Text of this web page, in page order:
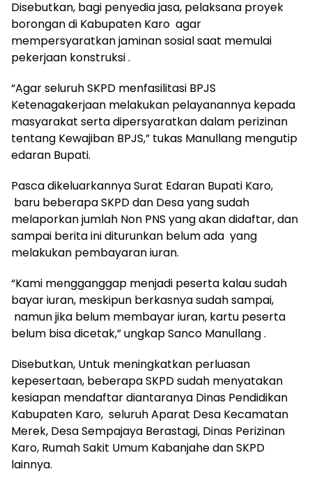
Disebutkan, bagi penyedia jasa, pelaksana proyek
borongan di Kabupaten Karo agar
mempersyaratkan jaminan sosial saat memulai
pekerjaan konstruksi .
“Agar seluruh SKPD menfasilitasi BPJS
Ketenagakerjaan melakukan pelayanannya kepada
masyarakat serta dipersyaratkan dalam perizinan
tentang Kewajiban BPJS,” tukas Manullang mengutip
edaran Bupati.
Pasca dikeluarkannya Surat Edaran Bupati Karo,
baru beberapa SKPD dan Desa yang sudah
melaporkan jumlah Non PNS yang akan didaftar, dan
sampai berita ini diturunkan belum ada yang
melakukan pembayaran iuran.
“Kami mengganggap menjadi peserta kalau sudah
bayar iuran, meskipun berkasnya sudah sampai,
namun jika belum membayar iuran, kartu peserta
belum bisa dicetak,” ungkap Sanco Manullang .
Disebutkan, Untuk meningkatkan perluasan
kepesertaan, beberapa SKPD sudah menyatakan
kesiapan mendaftar diantaranya Dinas Pendidikan
Kabupaten Karo, seluruh Aparat Desa Kecamatan
Merek, Desa Sempajaya Berastagi, Dinas Perizinan
Karo, Rumah Sakit Umum Kabanjahe dan SKPD
lainnya.